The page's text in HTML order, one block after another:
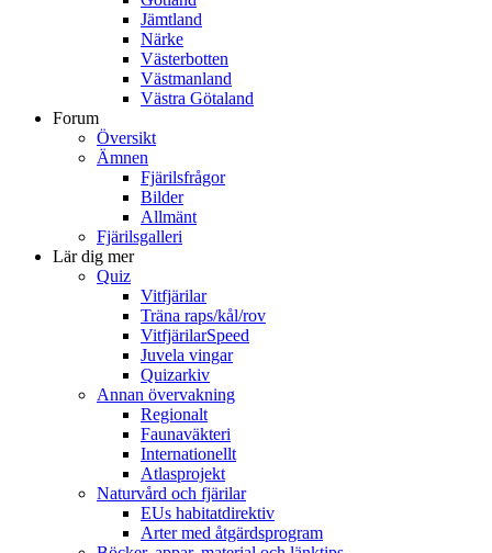
Jämtland
Närke
Västerbotten
Västmanland
Västra Götaland
Forum
Översikt
Ämnen
Fjärilsfrågor
Bilder
Allmänt
Fjärilsgalleri
Lär dig mer
Quiz
Vitfjärilar
Träna raps/kål/rov
VitfjärilarSpeed
Juvela vingar
Quizarkiv
Annan övervakning
Regionalt
Faunaväkteri
Internationellt
Atlasprojekt
Naturvård och fjärilar
EUs habitatdirektiv
Arter med åtgärdsprogram